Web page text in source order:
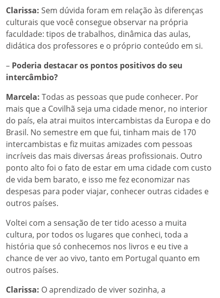
Clarissa: Sem dúvida foram em relação às diferenças
culturais que você consegue observar na própria
faculdade: tipos de trabalhos, dinâmica das aulas,
didática dos professores e o próprio conteúdo em si.
– Poderia destacar os pontos positivos do seu
intercâmbio?
Marcela: Todas as pessoas que pude conhecer. Por
mais que a Covilhã seja uma cidade menor, no interior
do país, ela atrai muitos intercambistas da Europa e do
Brasil. No semestre em que fui, tinham mais de 170
intercambistas e fiz muitas amizades com pessoas
incríveis das mais diversas áreas profissionais. Outro
ponto alto foi o fato de estar em uma cidade com custo
de vida bem barato, e isso me fez economizar nas
despesas para poder viajar, conhecer outras cidades e
outros países.
Voltei com a sensação de ter tido acesso a muita
cultura, por todos os lugares que conheci, toda a
história que só conhecemos nos livros e eu tive a
chance de ver ao vivo, tanto em Portugal quanto em
outros países.
Clarissa: O aprendizado de viver sozinha, a